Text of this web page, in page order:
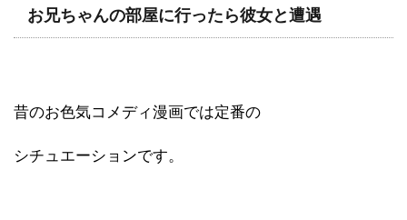
お兄ちゃんの部屋に行ったら彼女と遭遇
昔のお色気コメディ漫画では定番の
シチュエーションです。